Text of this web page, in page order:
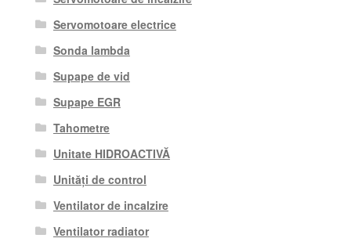
Servomotoare electrice
Sonda lambda
Supape de vid
Supape EGR
Tahometre
Unitate HIDROACTIVĂ
Unități de control
Ventilator de incalzire
Ventilator radiator